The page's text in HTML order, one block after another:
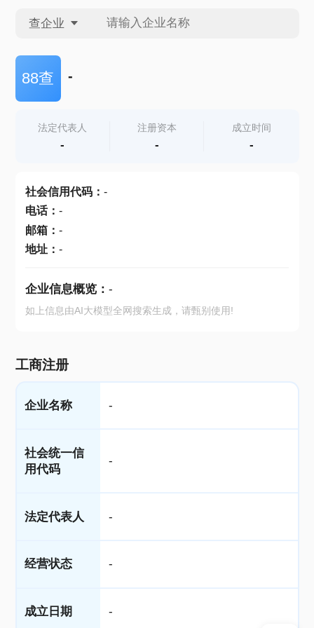
查企业
查企业
查产地
88查 -
法定代表人
-
注册资本
-
成立时间
-
社会信用代码： -
电话： -
邮箱： -
地址： -
企业信息概览： -
如上信息由AI大模型全网搜索生成，请甄别使用!
工商注册
企业名称 -
社会统一信
用代码
-
法定代表人 -
经营状态 -
成立日期 -